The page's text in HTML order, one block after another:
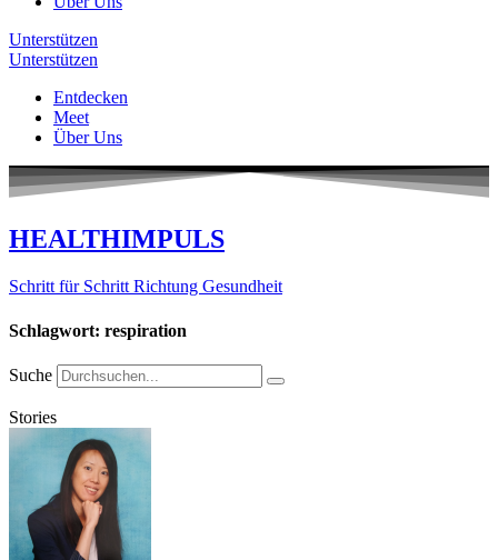
Unterstützen
Unterstützen
Entdecken
Meet
Über Uns
HEALTHIMPULS
Schritt für Schritt Richtung Gesundheit
Schlagwort: respiration
Suche
Stories